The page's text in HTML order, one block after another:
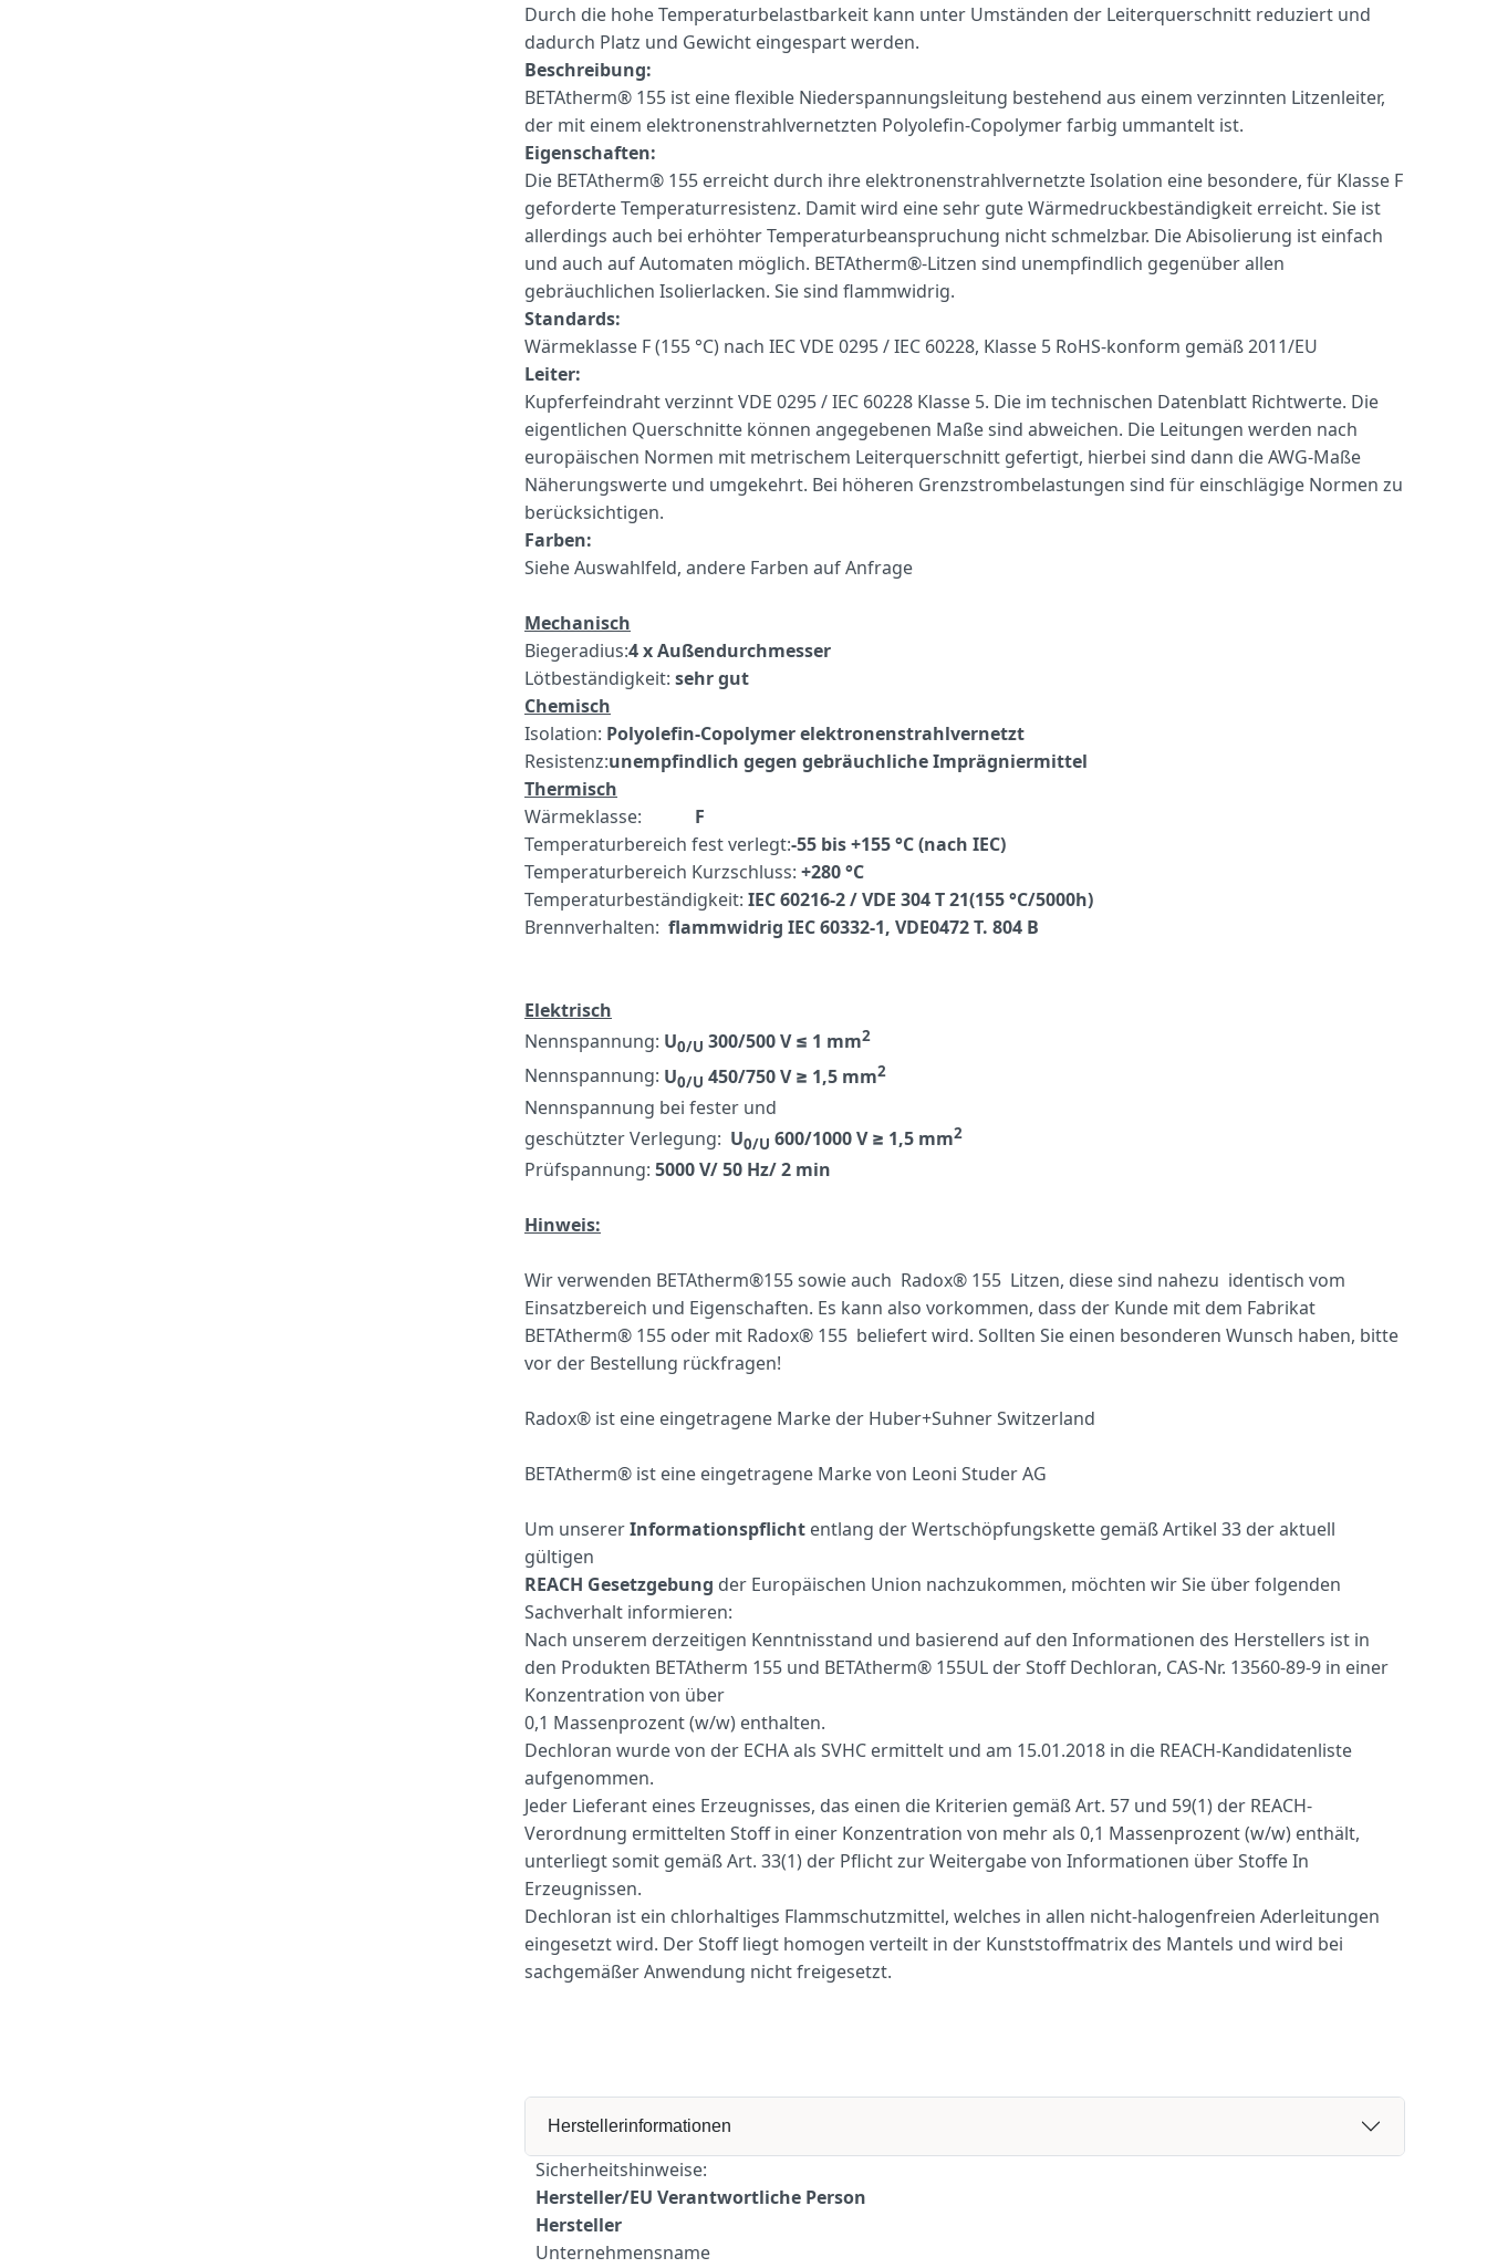
Durch die hohe Temperaturbelastbarkeit kann unter Umständen der Leiterquerschnitt reduziert und
dadurch Platz und Gewicht eingespart werden.
Beschreibung:
BETAtherm® 155 ist eine flexible Niederspannungsleitung bestehend aus einem verzinnten Litzenleiter,
der mit einem elektronenstrahlvernetzten Polyolefin-Copolymer farbig ummantelt ist.
Eigenschaften:
Die BETAtherm® 155 erreicht durch ihre elektronenstrahlvernetzte Isolation eine besondere, für Klasse F
geforderte Temperaturresistenz. Damit wird eine sehr gute Wärmedruckbeständigkeit erreicht. Sie ist
allerdings auch bei erhöhter Temperaturbeanspruchung nicht schmelzbar. Die Abisolierung ist einfach
und auch auf Automaten möglich. BETAtherm®-Litzen sind unempfindlich gegenüber allen
gebräuchlichen Isolierlacken. Sie sind flammwidrig.
Standards:
Wärmeklasse F (155 °C) nach IEC VDE 0295 / IEC 60228, Klasse 5 RoHS-konform gemäß 2011/EU
Leiter:
Kupferfeindraht verzinnt VDE 0295 / IEC 60228 Klasse 5. Die im technischen Datenblatt Richtwerte. Die
eigentlichen Querschnitte können angegebenen Maße sind abweichen. Die Leitungen werden nach
europäischen Normen mit metrischem Leiterquerschnitt gefertigt, hierbei sind dann die AWG-Maße
Näherungswerte und umgekehrt. Bei höheren Grenzstrombelastungen sind für einschlägige Normen zu
berücksichtigen.
Farben:
Siehe Auswahlfeld, andere Farben auf Anfrage
Mechanisch
Biegeradius:4 x Außendurchmesser
Lötbeständigkeit: sehr gut
Chemisch
Isolation: Polyolefin-Copolymer elektronenstrahlvernetzt
Resistenz:unempfindlich gegen gebräuchliche Imprägniermittel
Thermisch
Wärmeklasse: F
Temperaturbereich fest verlegt:-55 bis +155 °C (nach IEC)
Temperaturbereich Kurzschluss: +280 °C
Temperaturbeständigkeit: IEC 60216-2 / VDE 304 T 21(155 °C/5000h)
Brennverhalten: flammwidrig IEC 60332-1, VDE0472 T. 804 B
Elektrisch
Nennspannung: U0/U 300/500 V ≤ 1 mm2
Nennspannung: U0/U 450/750 V ≥ 1,5 mm2
Nennspannung bei fester und
geschützter Verlegung: U0/U 600/1000 V ≥ 1,5 mm2
Prüfspannung: 5000 V/ 50 Hz/ 2 min
Hinweis:
Wir verwenden BETAtherm®155 sowie auch Radox® 155 Litzen, diese sind nahezu identisch vom
Einsatzbereich und Eigenschaften. Es kann also vorkommen, dass der Kunde mit dem Fabrikat
BETAtherm® 155 oder mit Radox® 155 beliefert wird. Sollten Sie einen besonderen Wunsch haben, bitte
vor der Bestellung rückfragen!
Radox® ist eine eingetragene Marke der Huber+Suhner Switzerland
BETAtherm® ist eine eingetragene Marke von Leoni Studer AG
Um unsererInformationspflicht entlang der Wertschöpfungskette gemäß Artikel 33 der aktuell
gültigen
REACH Gesetzgebung der Europäischen Union nachzukommen, möchten wir Sie über folgenden
Sachverhalt informieren:
Nach unserem derzeitigen Kenntnisstand und basierend auf den Informationen des Herstellers ist in
den Produkten BETAtherm 155 und BETAtherm® 155UL der Stoff Dechloran, CAS-Nr. 13560-89-9 in einer
Konzentration von über
0,1 Massenprozent (w/w) enthalten.
Dechloran wurde von der ECHA als SVHC ermittelt und am 15.01.2018 in die REACH-Kandidatenliste
aufgenommen.
Jeder Lieferant eines Erzeugnisses, das einen die Kriterien gemäß Art. 57 und 59(1) der REACH-
Verordnung ermittelten Stoff in einer Konzentration von mehr als 0,1 Massenprozent (w/w) enthält,
unterliegt somit gemäß Art. 33(1) der Pflicht zur Weitergabe von Informationen über Stoffe In
Erzeugnissen.
Dechloran ist ein chlorhaltiges Flammschutzmittel, welches in allen nicht-halogenfreien Aderleitungen
eingesetzt wird. Der Stoff liegt homogen verteilt in der Kunststoffmatrix des Mantels und wird bei
sachgemäßer Anwendung nicht freigesetzt.
Herstellerinformationen
Sicherheitshinweise:
Hersteller/EU Verantwortliche Person
Hersteller
Unternehmensname